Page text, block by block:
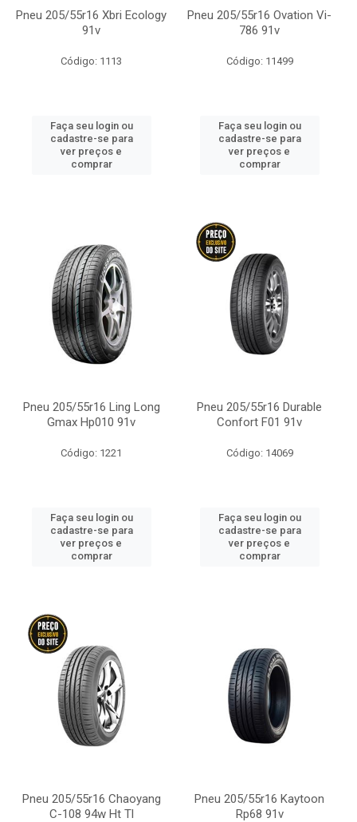
Pneu 205/55r16 Xbri Ecology
91v
Código: 1113
Faça seu login ou
cadastre-se para
ver preços e
comprar
Pneu 205/55r16 Ovation Vi-
786 91v
Código: 11499
Faça seu login ou
cadastre-se para
ver preços e
comprar
Pneu 205/55r16 Ling Long
Gmax Hp010 91v
Código: 1221
Faça seu login ou
cadastre-se para
ver preços e
comprar
Pneu 205/55r16 Durable
Confort F01 91v
Código: 14069
Faça seu login ou
cadastre-se para
ver preços e
comprar
Pneu 205/55r16 Chaoyang
C-108 94w Ht Tl
Pneu 205/55r16 Kaytoon
Rp68 91v